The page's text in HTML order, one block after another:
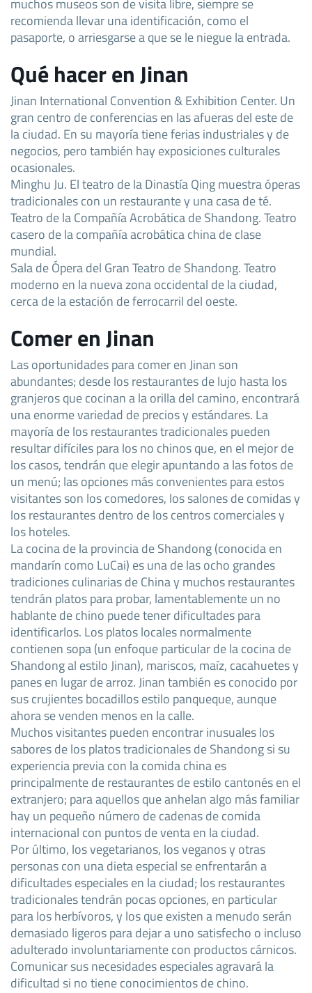
recomienda llevar una identificación, como el
pasaporte, o arriesgarse a que se le niegue la entrada.
Qué hacer en Jinan
Jinan International Convention & Exhibition Center. Un
gran centro de conferencias en las afueras del este de
la ciudad. En su mayoría tiene ferias industriales y de
negocios, pero también hay exposiciones culturales
ocasionales.
Minghu Ju. El teatro de la Dinastía Qing muestra óperas
tradicionales con un restaurante y una casa de té.
Teatro de la Compañía Acrobática de Shandong. Teatro
casero de la compañía acrobática china de clase
mundial.
Sala de Ópera del Gran Teatro de Shandong. Teatro
moderno en la nueva zona occidental de la ciudad,
cerca de la estación de ferrocarril del oeste.
Comer en Jinan
Las oportunidades para comer en Jinan son
abundantes; desde los restaurantes de lujo hasta los
granjeros que cocinan a la orilla del camino, encontrará
una enorme variedad de precios y estándares. La
mayoría de los restaurantes tradicionales pueden
resultar difíciles para los no chinos que, en el mejor de
los casos, tendrán que elegir apuntando a las fotos de
un menú; las opciones más convenientes para estos
visitantes son los comedores, los salones de comidas y
los restaurantes dentro de los centros comerciales y
los hoteles.
La cocina de la provincia de Shandong (conocida en
mandarín como LuCai) es una de las ocho grandes
tradiciones culinarias de China y muchos restaurantes
tendrán platos para probar, lamentablemente un no
hablante de chino puede tener dificultades para
identificarlos. Los platos locales normalmente
contienen sopa (un enfoque particular de la cocina de
Shandong al estilo Jinan), mariscos, maíz, cacahuetes y
panes en lugar de arroz. Jinan también es conocido por
sus crujientes bocadillos estilo panqueque, aunque
ahora se venden menos en la calle.
Muchos visitantes pueden encontrar inusuales los
sabores de los platos tradicionales de Shandong si su
experiencia previa con la comida china es
principalmente de restaurantes de estilo cantonés en el
extranjero; para aquellos que anhelan algo más familiar
hay un pequeño número de cadenas de comida
internacional con puntos de venta en la ciudad.
Por último, los vegetarianos, los veganos y otras
personas con una dieta especial se enfrentarán a
dificultades especiales en la ciudad; los restaurantes
tradicionales tendrán pocas opciones, en particular
para los herbívoros, y los que existen a menudo serán
demasiado ligeros para dejar a uno satisfecho o incluso
adulterado involuntariamente con productos cárnicos.
Comunicar sus necesidades especiales agravará la
dificultad si no tiene conocimientos de chino.